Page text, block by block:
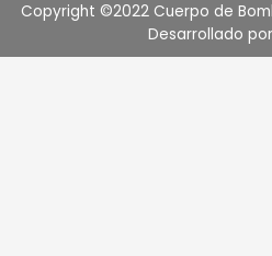
Copyright ©2022 Cuerpo de
Desarrollado